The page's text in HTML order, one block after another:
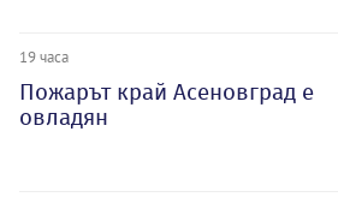
19 часа
Пожарът край Асеновград е
овладян